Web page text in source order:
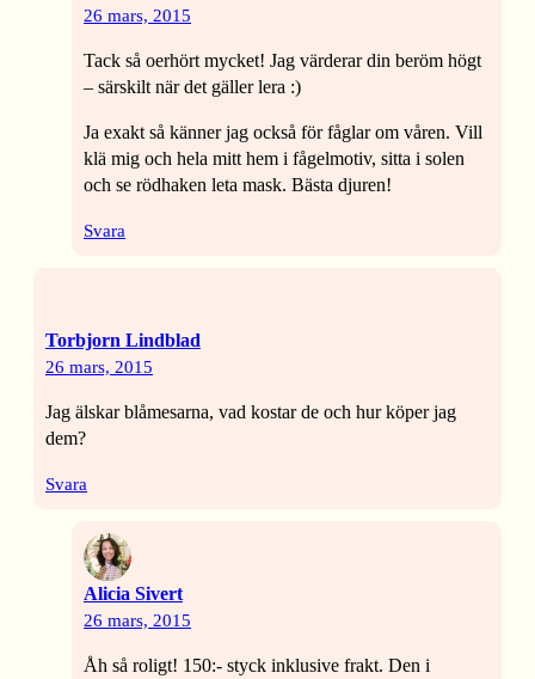
26 mars, 2015
Tack så oerhört mycket! Jag värderar din beröm högt
– särskilt när det gäller lera :)
Ja exakt så känner jag också för fåglar om våren. Vill
klä mig och hela mitt hem i fågelmotiv, sitta i solen
och se rödhaken leta mask. Bästa djuren!
Svara
Torbjorn Lindblad
26 mars, 2015
Jag älskar blåmesarna, vad kostar de och hur köper jag
dem?
Svara
Alicia Sivert
26 mars, 2015
Åh så roligt! 150:- styck inklusive frakt. Den i